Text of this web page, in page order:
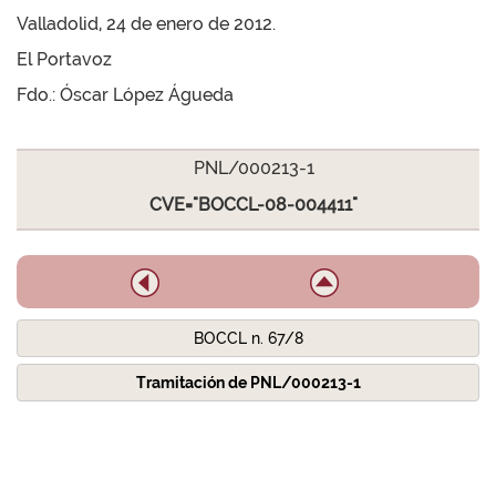
Valladolid, 24 de enero de 2012.
El Portavoz
Fdo.: Óscar López Águeda
PNL/000213-1
CVE="BOCCL-08-004411"
BOCCL n. 67/8
Tramitación de PNL/000213-1